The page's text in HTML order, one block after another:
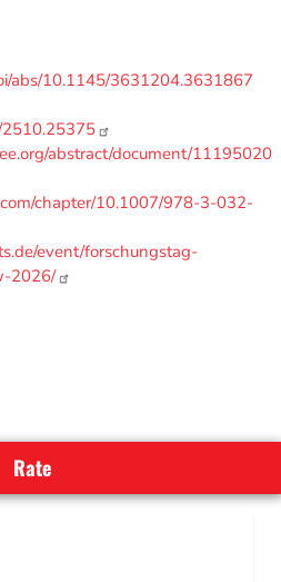
abs/10.1145/3631204.3631867
2510.25375
abstract/document/11195020
chapter/10.1007/978-3-032-
event/forschungstag-
2026/